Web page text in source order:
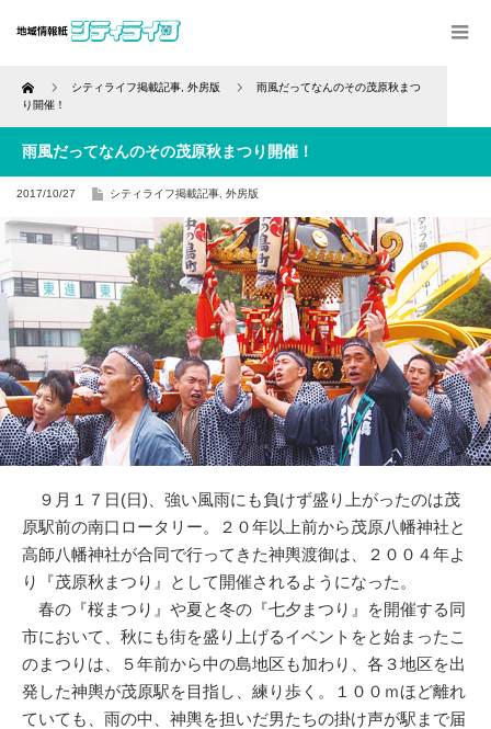
Home シティライフ掲載記事 外房版
雨風だってなんのその茂原秋まつ
り開催！
雨風だってなんのその茂原秋まつり開催！
2017/10/27 シティライフ掲載記事 外房版
９月１７日(日)、強い風雨にも負けず盛り上がったのは茂
原駅前の南口ロータリー。２０年以上前から茂原八幡神社と
高師八幡神社が合同で行ってきた神輿渡御は、２００４年よ
り『茂原秋まつり』として開催されるようになった。
春の『桜まつり』や夏と冬の『七夕まつり』を開催する同
市において、秋にも街を盛り上げるイベントをと始まったこ
のまつりは、５年前から中の島地区も加わり、各３地区を出
発した神輿が茂原駅を目指し、練り歩く。１００ｍほど離れ
ていても、雨の中、神輿を担いだ男たちの掛け声が駅まで届